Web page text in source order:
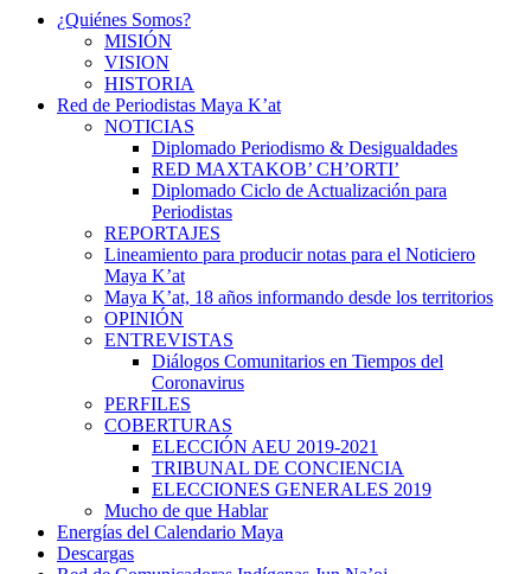
¿Quiénes Somos?
MISIÓN
VISION
HISTORIA
Red de Periodistas Maya K’at
NOTICIAS
Diplomado Periodismo & Desigualdades
RED MAXTAKOB’ CH’ORTI’
Diplomado Ciclo de Actualización para
Periodistas
REPORTAJES
Lineamiento para producir notas para el Noticiero
Maya K’at
Maya K’at, 18 años informando desde los territorios
OPINIÓN
ENTREVISTAS
Diálogos Comunitarios en Tiempos del
Coronavirus
PERFILES
COBERTURAS
ELECCIÓN AEU 2019-2021
TRIBUNAL DE CONCIENCIA
ELECCIONES GENERALES 2019
Mucho de que Hablar
Energías del Calendario Maya
Descargas